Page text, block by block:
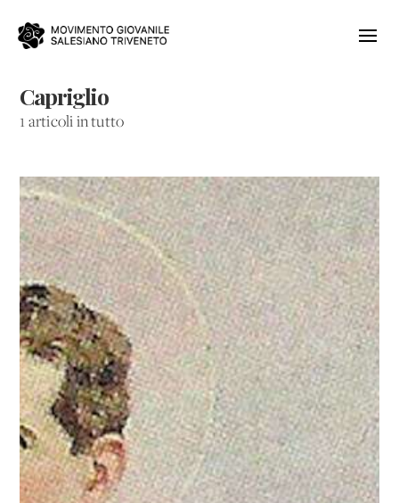
Capriglio
1 articoli in tutto